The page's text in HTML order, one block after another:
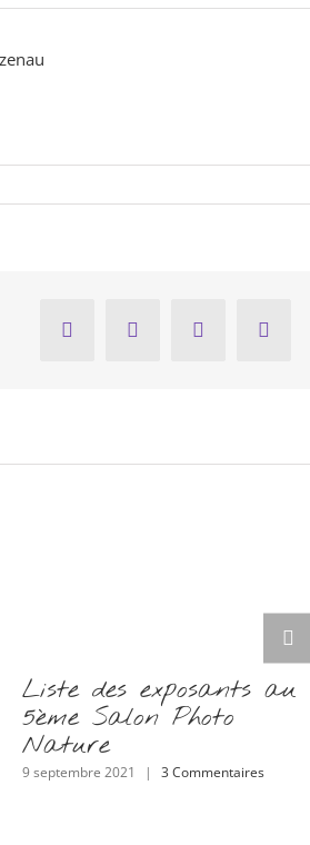
FacebookTwitter PinterestEmail
Liste des exposants au
5ème Salon Photo
Nature
9 septembre 2021 | 3 Commentaires